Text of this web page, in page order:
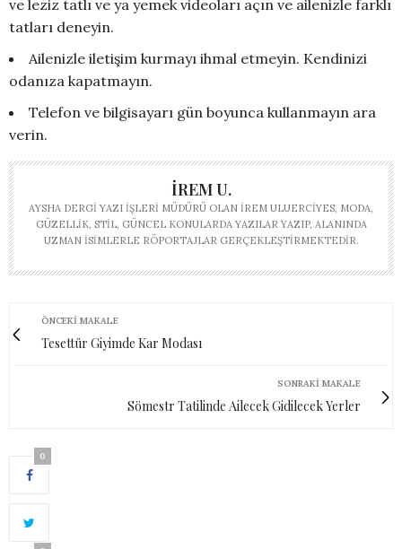
ve leziz tatlı ve ya yemek videoları açın ve ailenizle farklı
tatları deneyin.
Ailenizle iletişim kurmayı ihmal etmeyin. Kendinizi
odanıza kapatmayın.
Telefon ve bilgisayarı gün boyunca kullanmayın ara
verin.
İREM U.
AYSHA DERGI YAZI İŞLERI MÜDÜRÜ OLAN İREM ULUERCIYES, MODA,
GÜZELLIK, STIL, GÜNCEL KONULARDA YAZILAR YAZIP, ALANINDA
UZMAN ISIMLERLE RÖPORTAJLAR GERÇEKLEŞTIRMEKTEDIR.
ÖNCEKI MAKALE
Tesettür Giyimde Kar Modası
SONRAKI MAKALE
Sömestr Tatilinde Ailecek Gidilecek Yerler
0